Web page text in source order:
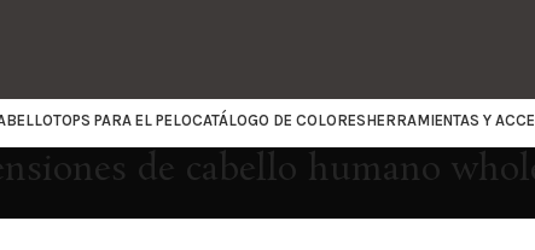
TOPS PARA EL PELOCATÁLOGO DE COLORESHERRAMIENTAS Y
de cabello humano